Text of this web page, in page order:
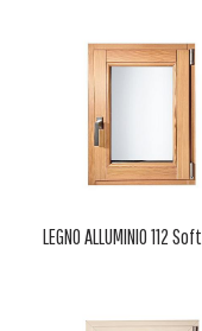
LEGNO ALLUMINIO 112 Soft